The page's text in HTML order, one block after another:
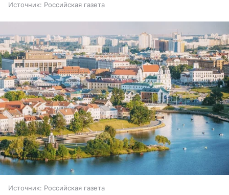
Источник: Российская газета
Источник: Российская газета